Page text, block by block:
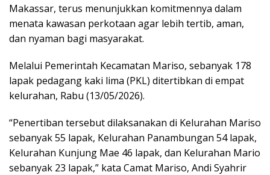
Makassar, terus menunjukkan komitmennya dalam
menata kawasan perkotaan agar lebih tertib, aman,
dan nyaman bagi masyarakat.
Melalui Pemerintah Kecamatan Mariso, sebanyak 178
lapak pedagang kaki lima (PKL) ditertibkan di empat
kelurahan, Rabu (13/05/2026).
“Penertiban tersebut dilaksanakan di Kelurahan Mariso
sebanyak 55 lapak, Kelurahan Panambungan 54 lapak,
Kelurahan Kunjung Mae 46 lapak, dan Kelurahan Mario
sebanyak 23 lapak,” kata Camat Mariso, Andi Syahrir